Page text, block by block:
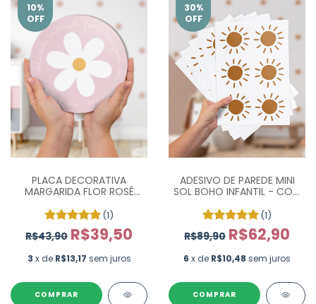
10%
OFF
PLACA DECORATIVA
MARGARIDA FLOR ROSÊ
(1)
R$43,90 R$39,50
3 x de R$13,17 sem juros
30%
OFF
ADESIVO DE PAREDE MINI
SOL BOHO INFANTIL - COM
(1)
R$89,90 R$62,90
6 x de R$10,48 sem juros
COMPRAR